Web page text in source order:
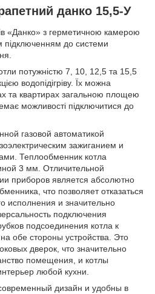
данко 15,5-У
«Данко» з герметичною камерою
підключенням до системи
потужністю 7, 10, 12,5 та 15,5
водопідігріву. Їх можна
та квартирах загальною площею
можливості підключитися до
газовой автоматикой
зажиганием и
Теплообменник котла
3 мм. Отличительной
приборов является абсолютно
что позволяет отказаться
исполнения и значительно
подключения
подсоединения котла к
обе стороны устройства. Это
дверок, что значительно
помещения, и котлы
любой кухни.
дизайн и удобны в